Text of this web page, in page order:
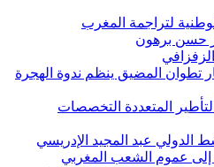
لتراجمة المغرب
حسن برهون
تطوان المضيق ينظم ندوة الهجرة
المتعددة التخصصات
الدولي عبد المجيد الإدريسي
عموم الشعب المغربي